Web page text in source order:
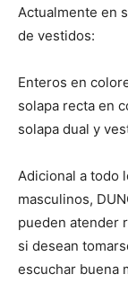
Actualmente en
de vestidos:
Enteros en
solapa recta en
solapa dual y
Adicional a todo
masculinos,
pueden atender
si desean
escuchar buena